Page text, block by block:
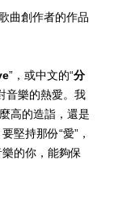
曲創作者的作品
”，或中文的“分
音樂的熱愛。我
高的造詣，還是
堅持那份“愛”，
的你，能夠保